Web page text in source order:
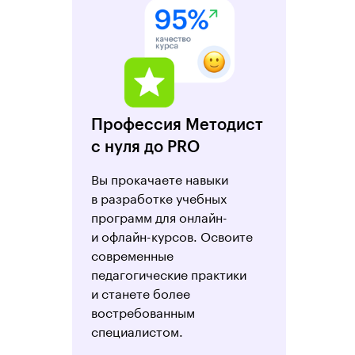
Профессия Методист
с нуля до PRO
Вы прокачаете навыки
в разработке учебных
программ для онлайн-
и офлайн-курсов. Освоите
современные
педагогические практики
и станете более
востребованным
специалистом.